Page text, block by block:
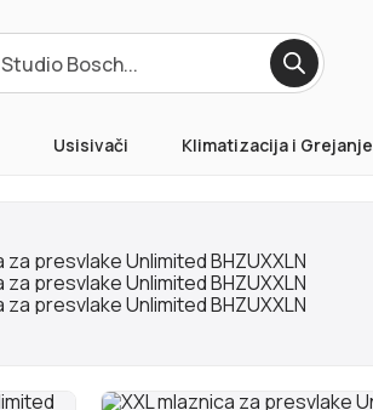
Usisivači Klimatizacija i Grejanje